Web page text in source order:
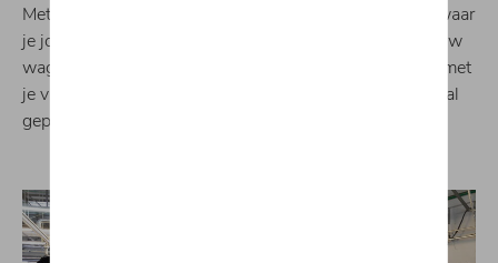
Met Audi connect Plug and Play weet je altijd precies waar
je jouw wagen hebt geparkeerd. Laat de app je naar jouw
wagen leiden of deel de gps-coördinaten bijvoorbeeld met
je vrienden. Je kan zelfs controleren hoe lang je wagen al
geparkeerd staat.